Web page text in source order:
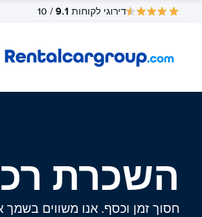
דירוגי לקוחות 9.1
/ 10
השכרת
חסוך זמן וכסף. אנו משווים